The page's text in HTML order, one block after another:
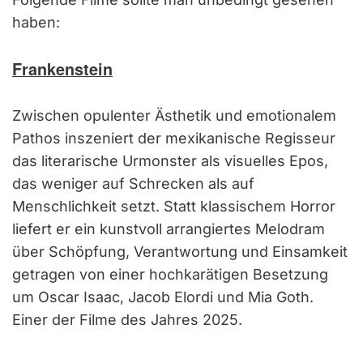
haben:
Frankenstein
Zwischen opulenter Ästhetik und emotionalem
Pathos inszeniert der mexikanische Regisseur
das literarische Urmonster als visuelles Epos,
das weniger auf Schrecken als auf
Menschlichkeit setzt. Statt klassischem Horror
liefert er ein kunstvoll arrangiertes Melodram
über Schöpfung, Verantwortung und Einsamkeit
getragen von einer hochkarätigen Besetzung
um Oscar Isaac, Jacob Elordi und Mia Goth.
Einer der Filme des Jahres 2025.